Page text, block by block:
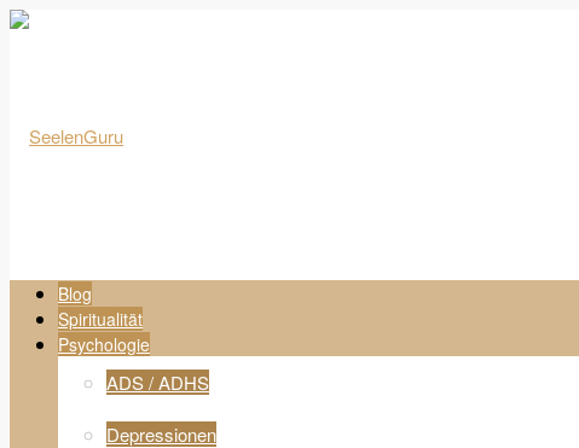
Blog
Spiritualität
Psychologie
ADS / ADHS
Depressionen